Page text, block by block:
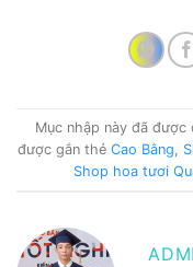
Mục nhập này đã được
được gắn thẻ Cao Bằng
Shop hoa tươi